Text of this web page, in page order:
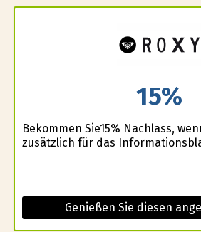
15%
Bekommen Sie15% Nachlass,
zusätzlich für das
Genießen Sie diesen